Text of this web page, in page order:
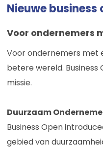
Nieuwe
Voor ondernemers
Voor ondernemers met
betere wereld.
missie.
Duurzaam
Business Open
gebied van